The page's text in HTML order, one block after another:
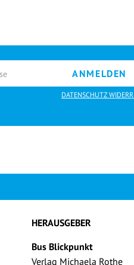
ANMELDEN
DATENSCHUTZ
HERAUSGEBER
Bus Blickpunkt
Verlag Michaela Rothe